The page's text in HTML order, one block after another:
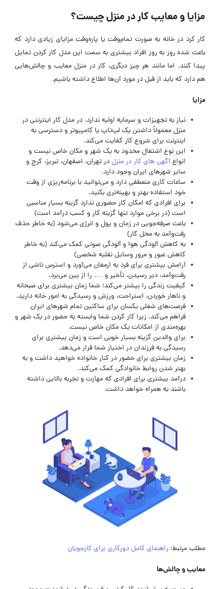
مزایا و معایب کار در منزل چیست؟
کار کرد در خانه به صورت تمام‌وقت یا پاره‌وقت مزایای زیادی دارد که
باعث شده روز به روز افراد بیشتری به سمت این مدل کار کردن تمایل
پیدا کنند. اما مانند هر چیز دیگری، کار در منزل معایب و چالش‌هایی
هم دارد که باید از قبل در مورد آن‌ها اطلاع داشته باشیم.
مزایا
نیاز به تجهیزات و سرمایه اولیه ندارد. در مدل کار اینترنتی در
منزل معمولاً داشتن یک لپ‌تاپ یا کامپیوتر و دسترسی به
اینترنت برای شروع کار کفایت می‌کند.
این نوع اشتغال محدود به یک شهر و مکان خاص نیست و
انواعآگهی های کار در منزلدر تهران، اصفهان، تبریز، کرج و
سایر شهرهای ایران وجود دارد.
ساعات کاری منعطفی دارد و می‌توانید با برنامه‌ریزی از وقت
خود استفاده بهتر و بهینه‌تری بکنید.
برای افرادی که امکان کار حضوری ندارد گزینه بسیار مناسبی
است (در برخی موارد تنها گزینه کار و کسب درآمد است)
باعث صرفه‌جویی در زمان و پول و انرژی می‌شود (به خاطر حذف
رفت‌وآمد به محل کار)
به کاهش آلودگی هوا و آلودگی صوتی کمک می‌کند (به خاطر
کاهش عبور و مرور وسایل نقلیه شخصی)
آرامش بیشتری برای فرد به ارمغان می‌آورد و استرس ناشی از
رفت‌وآمد، دیر رسیدن، تأخیر و …. را از بین می‌برد.
کیفیت زندگی را بیشتر می‌کند؛ شما زمان بیشتری برای صبحانه
و ناهار خوردن، استراحت، ورزش و رسیدگی به امور خانه ‌دارید.
فرصت‌های شغلی یکسان برای ساکنین تمام شهرهای ایران
فراهم می‌کند. زیرا کار کردن شما وابسته به حضور در یک شهر و
بهره‌مندی از امکانات یک مکان خاص نیست.
برای والدین گزینه بسیار خوبی است و زمان بیشتری برای
رسیدگی به فرزندان در اختیار شما قرار می‌دهد.
زمان بیشتری برای حضور در کنار خانواده خواهید داشت و به
بهتر شدن روابط خانوادگی کمک می‌کند.
درآمد بیشتری برای افرادی که مهارت و تجربه بالایی داشته
باشند به همراه خواهد داشت.
مطلب مرتبط: راهنمای کامل دورکاری برای کارجویان
معایب و چالش‌ها